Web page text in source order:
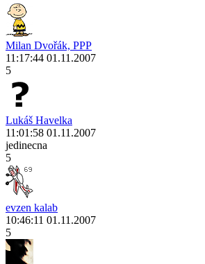
Milan Dvořák, PPP
11:17:44 01.11.2007
5
Lukáš Havelka
11:01:58 01.11.2007
jedinecna
5
evzen kalab
10:46:11 01.11.2007
5